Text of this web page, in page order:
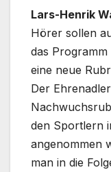
Lars-Henrik
Hörer sollen
das
eine neue
Der
den Sportlern
angenommen
man in die